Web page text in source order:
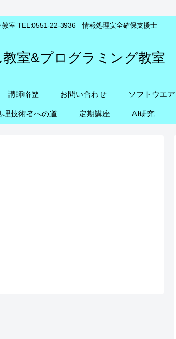
教室 TEL:0551-22-3936 情報処理安全確保支援士
室&プログラミング教室
講師略歴 お問い合わせ ソフトウエア
理技術者への道 定期講座 AI研究